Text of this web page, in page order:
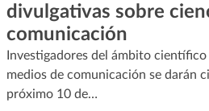
divulgativas sobre
comunicación
Investigadores del ámbito
medios de comunicación se darán
próximo 10 de…